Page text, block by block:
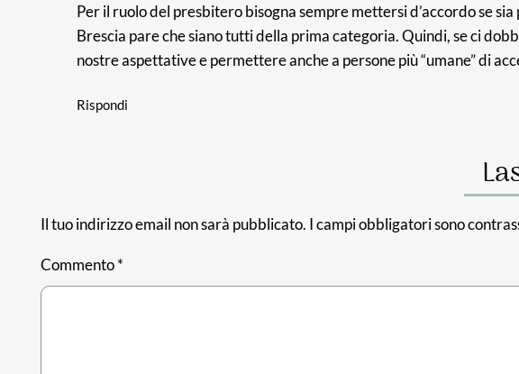
Per il ruolo del presbitero bisogna sempre mettersi d’accordo se
Brescia pare che siano tutti della prima categoria. Quindi, se ci
nostre aspettative e permettere anche a persone più “umane” di
Rispondi
Il tuo indirizzo email non sarà pubblicato. I campi obbligatori sono
Commento*